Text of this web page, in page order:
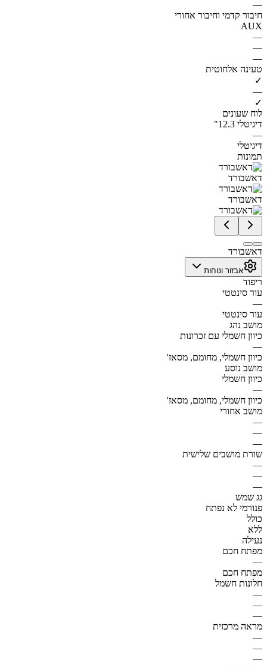
—
חיבור קדמי וחיבור אחורי
AUX
—
—
—
טעינה אלחוטית
✓
—
✓
לוח שעונים
דיגיטלי 12.3"
—
דיגיטלי
תמונות
דאשבורד
דאשבורד
דאשבורד
אבזור ונוחות
ריפוד
עור סינטטי
—
עור סינטטי
מושב נהג
כיוון חשמלי עם זכרונות
—
כיוון חשמלי, מחומם, מסאז'
מושב נוסע
כיוון חשמלי
—
כיוון חשמלי, מחומם, מסאז'
מושב אחורי
—
—
—
שורת מושבים שלישית
—
—
—
גג שמש
פנורמי לא נפתח
כולל
ללא
נעילה
מפתח חכם
—
מפתח חכם
חלונות חשמל
—
—
—
מראה מרכזית
—
—
—